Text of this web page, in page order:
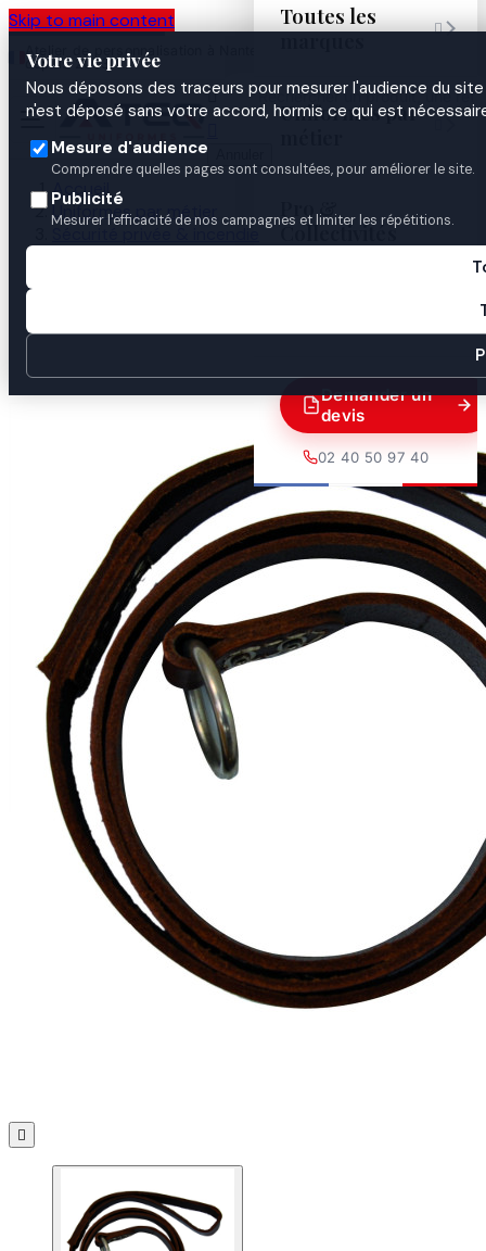
Skip to main content
Votre vie privée
Nous déposons des traceurs pour mesurer l'audience du
n'est déposé sans votre accord, hormis ce qui est
Mesure d'audience
Comprendre quelles pages sont consultées, pour améliorer le site.
Publicité
Mesurer l'efficacité de nos campagnes et limiter les répétitions.
Atelier de personnalisation à Nantes
depuis 2003

Toutes les
marques

Uniformes par
Pro &
Collectivités
Demander un
devis
02 40 50 97 40
Accueil
Uniformes par métier
Sécurité privée & incendie
